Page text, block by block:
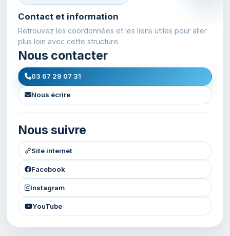
Contact et information
Retrouvez les coordonnées et les liens utiles pour aller
plus loin avec cette structure.
Nous contacter
03 67 29 07 31
Nous écrire
Nous suivre
Site internet
Facebook
Instagram
YouTube